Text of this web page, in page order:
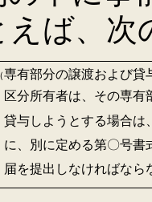
えば、
（専有部分の譲渡および貸
区分所有者は、その専有
貸与しようとする場合は
に、別に定める第〇号書
届を提出しなければなら